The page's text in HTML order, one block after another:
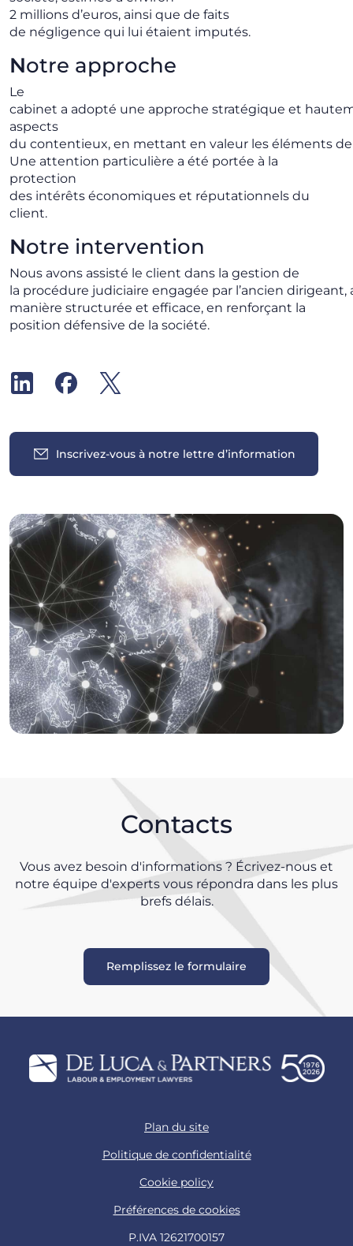
2 millions d’euros, ainsi que de faits
de négligence qui lui étaient imputés.
Notre approche
Le
cabinet a adopté une approche stratégique et
aspects
du contentieux, en mettant en valeur les éléments
Une attention particulière a été portée à la
protection
des intérêts économiques et réputationnels du
client.
Notre intervention
Nous avons assisté le client dans la gestion de
la procédure judiciaire engagée par l’ancien
manière structurée et efficace, en renforçant la
position défensive de la société.
Inscrivez-vous à notre lettre d’information
Contacts
Vous avez besoin d'informations ? Écrivez-nous et
notre équipe d'experts vous répondra dans les plus
brefs délais.
Remplissez le formulaire
Plan du site
Politique de confidentialité
Cookie policy
Préférences de cookies
P.IVA 12621700157